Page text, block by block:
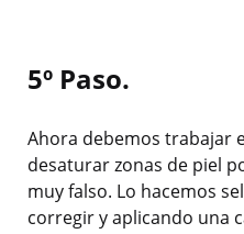
5º Paso.
Ahora debemos trabajar
desaturar zonas de piel
muy falso. Lo hacemos
corregir y aplicando una